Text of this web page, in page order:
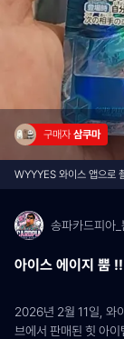
구매자 삼쿠마
WYYYES 와이스 앱으로
송파카드피아
아이스 에이지 뿜 !!
2026년 2월 11일, 와
브에서 판매된 힛 아이